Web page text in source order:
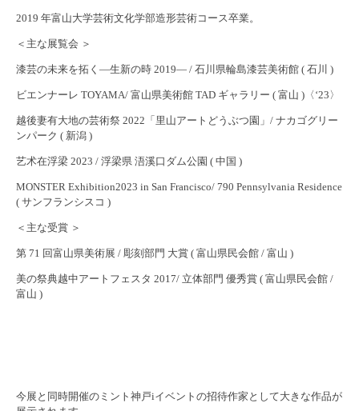
2019 年富山大学芸術文化学部造形芸術コース卒業。
＜主な展覧会 ＞
漆芸の未来を拓く―生新の時 2019― / 石川県輪島漆芸美術館 ( 石川 )
ビエンナーレ TOYAMA/ 富山県美術館 TAD ギャラリー ( 富山 )〈ʻ23〉
越後妻有大地の芸術祭 2022「里山アートどうぶつ園」/ ナカゴグリー
ンパーク ( 新潟 )
艺术在浮梁 2023 / 浮梁県 浯溪口ダム公園 ( 中国 )
MONSTER Exhibition2023 in San Francisco/ 790 Pennsylvania Residence
( サンフランシスコ )
＜主な受賞 ＞
第 71 回富山県美術展 / 彫刻部門 大賞 ( 富山県民会館 / 富山 )
美の祭典越中アートフェスタ 2017/ 立体部門 優秀賞 ( 富山県民会館 /
富山 )
今展と同時開催のミント神戸iイベントの招待作家として大きな作品が